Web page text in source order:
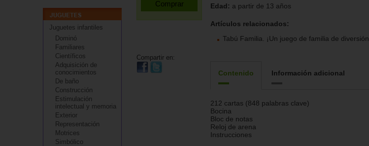
Juguetes infantiles
Dominó
Familiares
Científicos
Adquisición de
conocimientos
De baño
Construcción
Estimulación
intelectual y memoria
Exterior
Representación
Motrices
Simbólico
Compartir en:
Edad: a partir de 13 años
Artículos relacionados:
Tabú Familia. ¡Un juego de familia de
Contenido Información adicional
212 cartas (848 palabras clave)
Bocina
Bloc de notas
Reloj de arena
Instrucciones